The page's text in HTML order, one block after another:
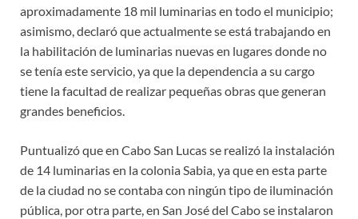
aproximadamente 18 mil luminarias en todo el municipio;
asimismo, declaró que actualmente se está trabajando en
la habilitación de luminarias nuevas en lugares donde no
se tenía este servicio, ya que la dependencia a su cargo
tiene la facultad de realizar pequeñas obras que generan
grandes beneficios.
Puntualizó que en Cabo San Lucas se realizó la instalación
de 14 luminarias en la colonia Sabia, ya que en esta parte
de la ciudad no se contaba con ningún tipo de iluminación
pública, por otra parte, en San José del Cabo se instalaron